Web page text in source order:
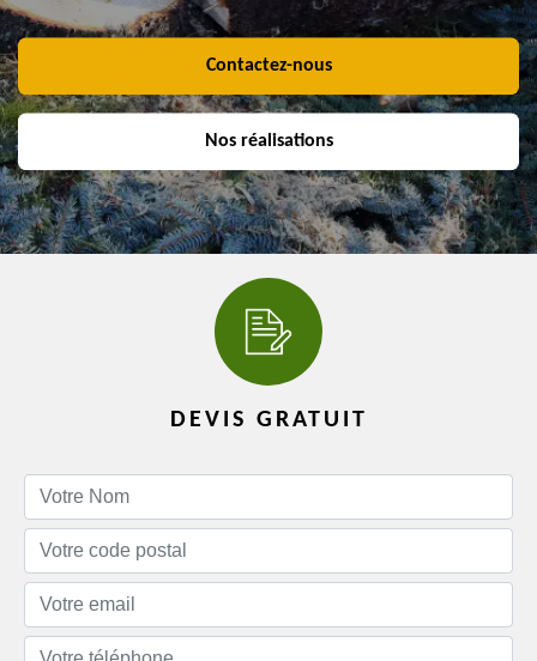
Contactez-nous
Nos réalisations
DEVIS GRATUIT